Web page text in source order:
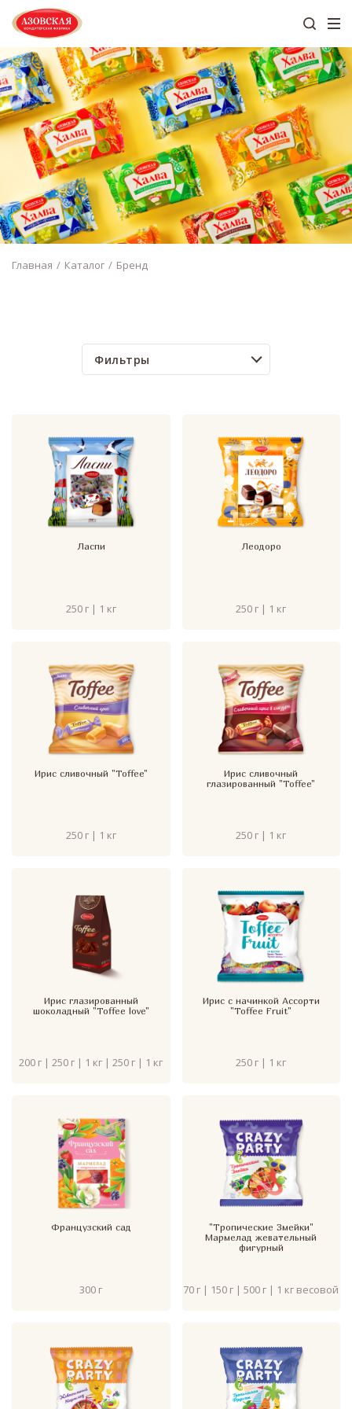
Главная Каталог Бренд
Фильтры
Ласпи
250 г | 1 кг
Леодоро
250 г | 1 кг
Ирис сливочный "Toffee"
250 г | 1 кг
Ирис сливочный
глазированный "Toffee"
250 г | 1 кг
Ирис глазированный
шоколадный "Toffee love"
200 г | 250 г | 1 кг | 250 г | 1 кг
Ирис с начинкой Ассорти
"Toffee Fruit"
250 г | 1 кг
Французский сад
300 г
"Тропические Змейки"
Мармелад жевательный
фигурный
70 г | 150 г | 500 г | 1 кг весовой